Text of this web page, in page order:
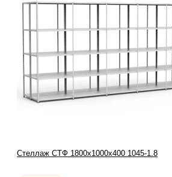
Стеллаж СТФ 1800x1000x400 1045-1.8